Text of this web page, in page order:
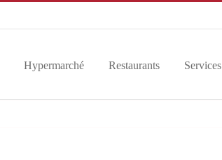
Hypermarché Restaurants Services